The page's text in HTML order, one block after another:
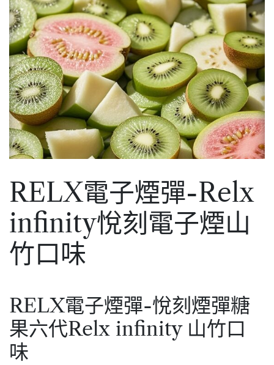
RELX電子煙彈-Relx
infinity悅刻電子煙山
竹口味
RELX電子煙彈-悅刻煙彈糖
果六代Relx infinity 山竹口
味